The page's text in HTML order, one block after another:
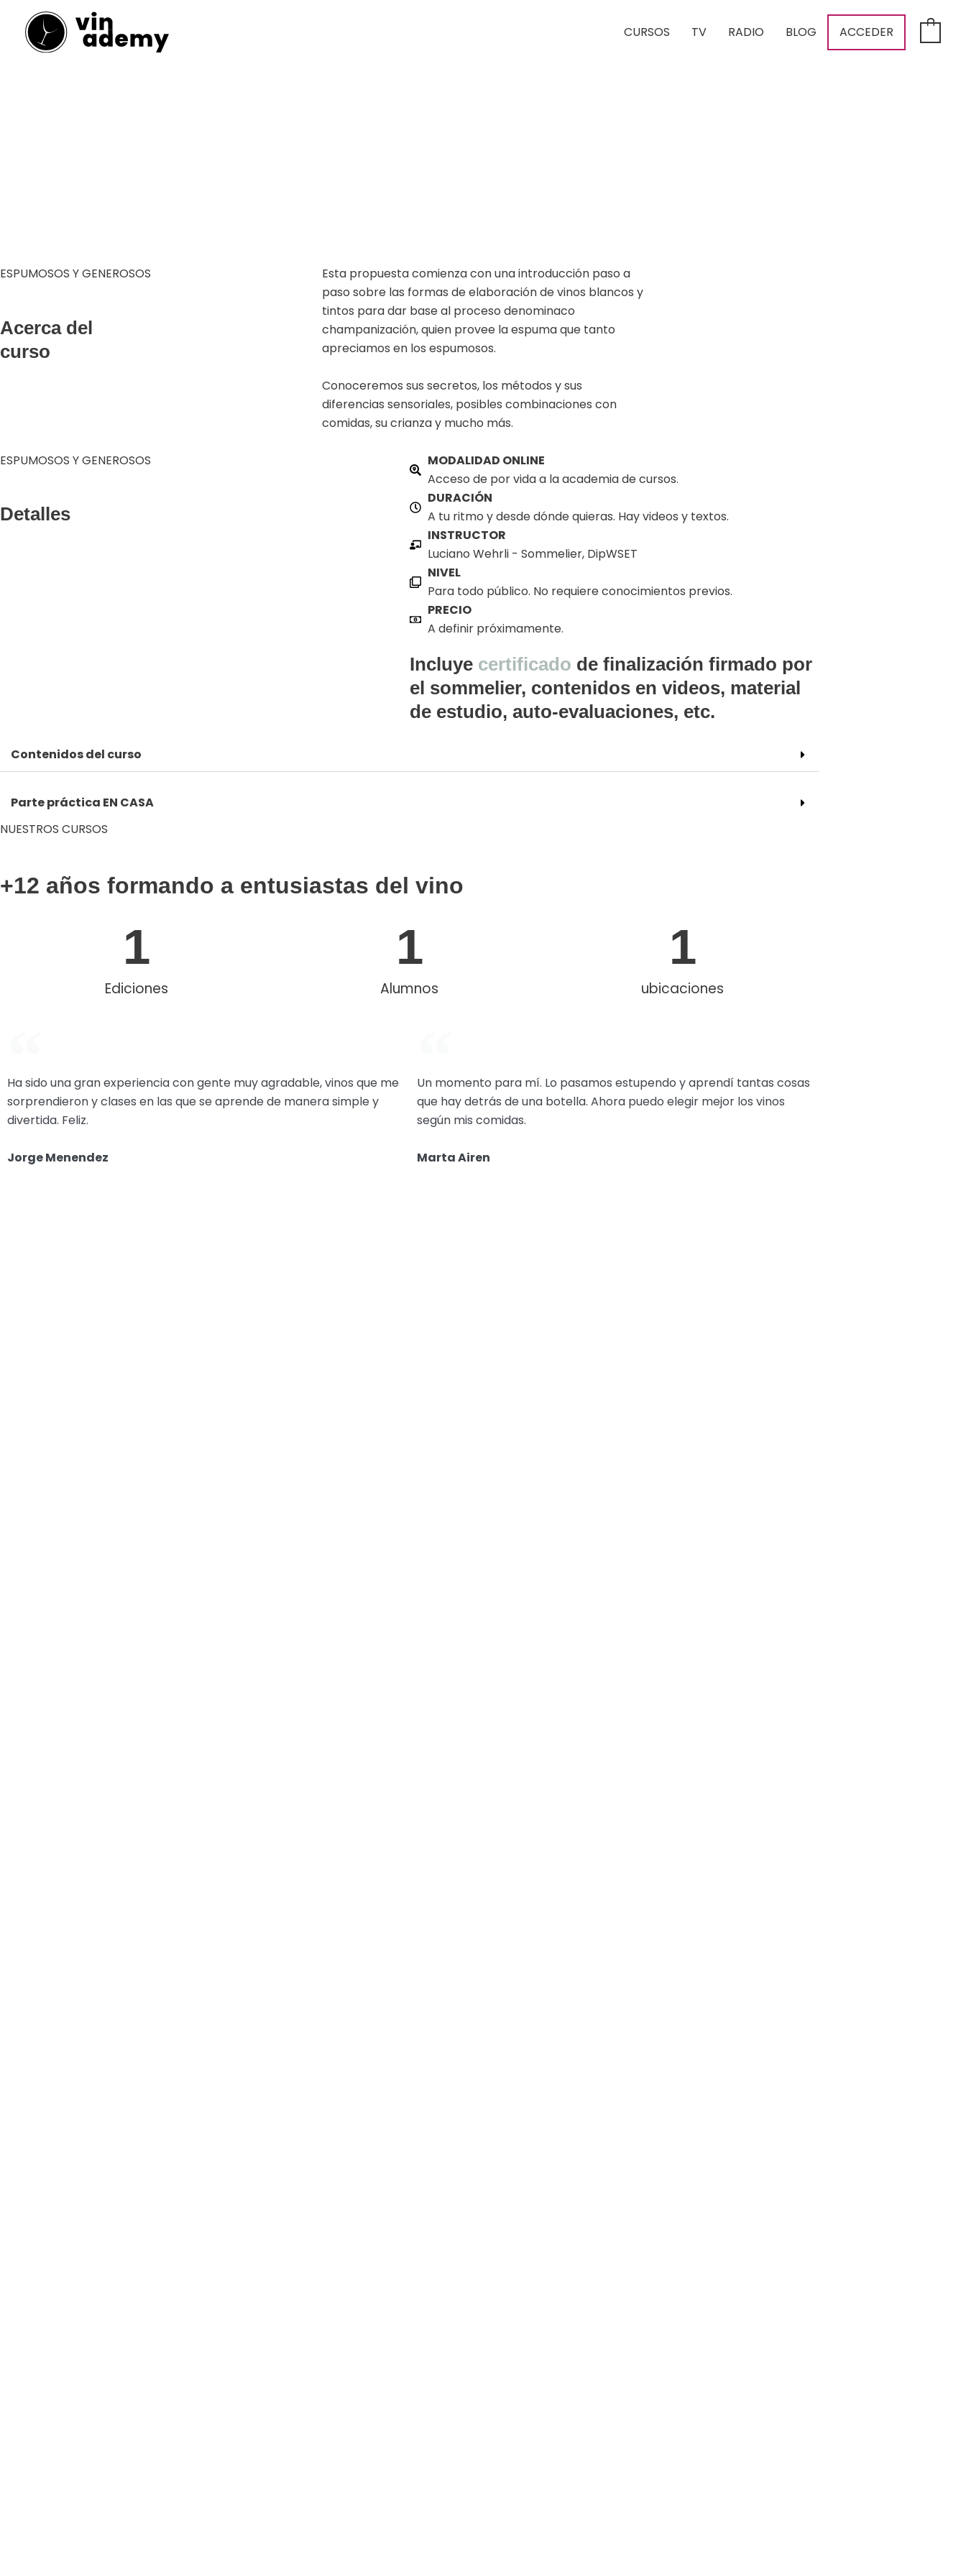
contenido
CURSOS TV RADIO BLOG ACCEDER
ESPUMOSOS Y GENEROSOS
Acerca del
curso
Esta propuesta comienza con una introducción paso a
paso sobre las formas de elaboración de vinos blancos y
tintos para dar base al proceso denominaco
champanización, quien provee la espuma que tanto
apreciamos en los espumosos.
Conoceremos sus secretos, los métodos y sus
diferencias sensoriales, posibles combinaciones con
comidas, su crianza y mucho más.
ESPUMOSOS Y GENEROSOS
Detalles
MODALIDAD ONLINE
Acceso de por vida a la academia de cursos.
DURACIÓN
A tu ritmo y desde dónde quieras. Hay videos y textos.
INSTRUCTOR
Luciano Wehrli - Sommelier, DipWSET
NIVEL
Para todo público. No requiere conocimientos previos.
PRECIO
A definir próximamente.
Incluye certificado de finalización firmado por
el sommelier, contenidos en videos, material
de estudio, auto-evaluaciones, etc.
Contenidos del curso
Parte práctica EN CASA
NUESTROS CURSOS
+12 años formando a entusiastas del vino
Ediciones
1
Alumnos
1
ubicaciones
1
Ha sido una gran experiencia con gente muy agradable, vinos que me
sorprendieron y clases en las que se aprende de manera simple y
divertida. Feliz.
Jorge Menendez
Un momento para mí. Lo pasamos estupendo y aprendí tantas cosas
que hay detrás de una botella. Ahora puedo elegir mejor los vinos
según mis comidas.
Marta Airen